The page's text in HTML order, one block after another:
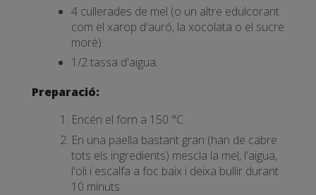
4 cullerades de mel (o un altre edulcorant
com el xarop d'auró, la xocolata o el sucre
morè).
1/2 tassa d'aigua.
Preparació:
Encén el forn a 150 °C.
En una paella bastant gran (han de cabre
tots els ingredients) mescla la mel, l'aigua,
l'oli i escalfa a foc baix i deixa bullir durant
10 minuts.